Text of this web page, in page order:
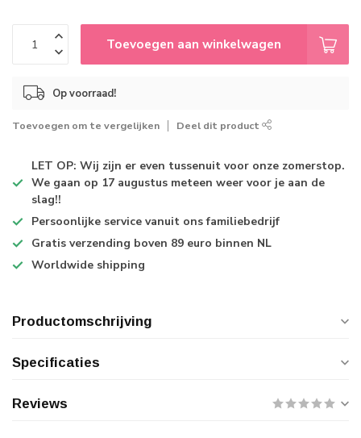
Toevoegen aan winkelwagen
Op voorraad!
Toevoegen om te vergelijken Deel dit product
LET OP: Wij zijn er even tussenuit voor onze zomerstop.
We gaan op 17 augustus meteen weer voor je aan de
slag!!
Persoonlijke service vanuit ons familiebedrijf
Gratis verzending boven 89 euro binnen NL
Worldwide shipping
Productomschrijving
Specificaties
Reviews